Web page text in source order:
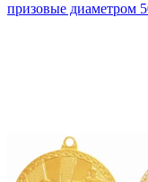
призовые диаметром